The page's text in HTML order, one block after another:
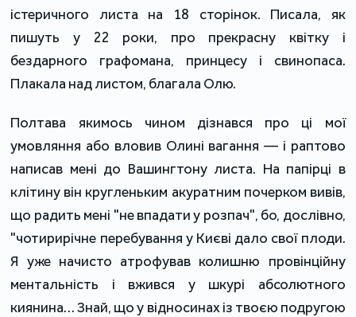
істеричного листа на 18 сторінок. Писала, як
пишуть у 22 роки, про прекрасну квітку і
бездарного графомана, принцесу і свинопаса.
Плакала над листом, благала Олю.
Полтава якимось чином дізнався про ці мої
умовляння або вловив Олині вагання — і раптово
написав мені до Вашингтону листа. На папірці в
клітину він кругленьким акуратним почерком вивів,
що радить мені "не впадати у розпач", бо, дослівно,
"чотирирічне перебування у Києві дало свої плоди.
Я уже начисто атрофував колишню провінційну
ментальність і вжився у шкурі абсолютного
киянина… Знай, що у відносинах із твоєю подругою